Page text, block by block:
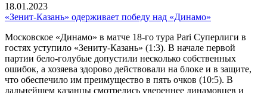
18.01.2023
«Зенит-Казань» одерживает победу над «Динамо»
Московское «Динамо» в матче 18-го тура Pari Суперлиги в
гостях уступило «Зениту-Казань» (1:3). В начале первой
партии бело-голубые допустили несколько собственных
ошибок, а хозяева здорово действовали на блоке и в защите,
что обеспечило им преимущество в пять очков (10:5). В
дальнейшем казанцы смотрелись увереннее динамовцев и